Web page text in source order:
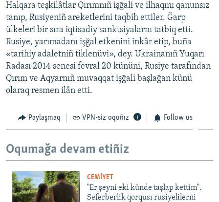
Halqara teşkilâtlar Qırımnıñ işğali ve ilhaqını qanunsız
tanıp, Rusiyeniñ areketlerini taqbih ettiler. Ğarp
ülkeleri bir sıra iqtisadiy sanktsiyalarnı tatbiq etti.
Rusiye, yarımadanı işğal etkenini inkâr etip, buña
«tarihiy adaletniñ tiklenüvi», dey. Ukrainanıñ Yuqarı
Radası 2014 senesi fevral 20 kününi, Rusiye tarafından
Qırım ve Aqyarnıñ muvaqqat işğali başlağan künü
olaraq resmen ilân etti.
Paylaşmaq VPN-siz oquñız Follow us
Oqumağa devam etiñiz
CEMİYET
"Er şeyni eki künde taşlap kettim".
Seferberlik qorqusı rusiyelilerni